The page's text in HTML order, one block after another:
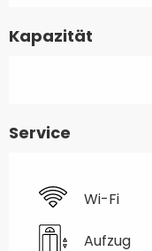
Kapazität
Service
Wi-Fi
Aufzug